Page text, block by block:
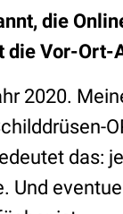
die
Vor-Ort-
2020.
das:
Und